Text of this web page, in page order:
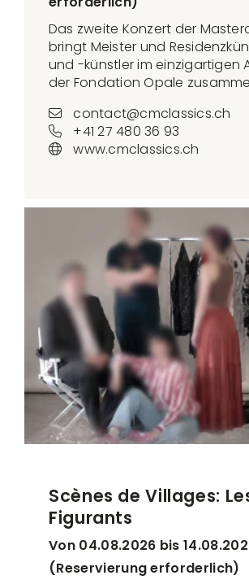
Das zweite Konzert der
bringt Meister und
und -künstler im einzigartigen
der Fondation Opale
contact@cmclassics.ch
+41 27 480 36 93
www.cmclassics.ch
Scènes de Villages:
Figurants
Von 04.08.2026 bis
(Reservierung erforderlich)